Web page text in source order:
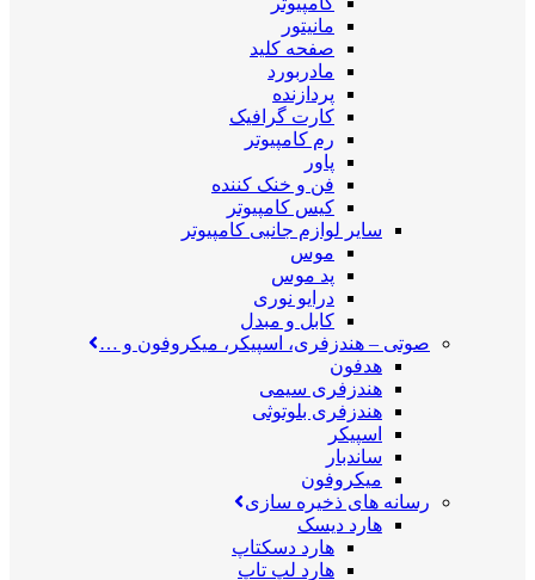
مانیتور
صفحه کلید
مادربورد
پردازنده
کارت گرافیک
رم کامپیوتر
پاور
فن و خنک کننده
کیس کامپیوتر
سایر لوازم جانبی کامپیوتر
موس
پد موس
درایو نوری
کابل و مبدل
صوتی – هندزفری، اسپیکر، میکروفون و …
هدفون
هندزفری سیمی
هندزفری بلوتوثی
اسپیکر
ساندبار
میکروفون
رسانه های ذخیره سازی
هارد دیسک
هارد دسکتاپ
هارد لپ تاپ